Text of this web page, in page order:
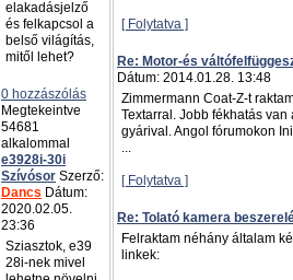
elakadásjelző
és felkapcsol a
belső világítás,
mitől lehet?
0 hozzászólás
Megtekeintve
54681
alkalommal
e3928i-30i
Szívósor Szerző:
Dancs Dátum:
2020.02.05.
23:36
Sziasztok, e39
28i-nek mivel
[ Folytatva ]
Re: Motor-és
Dátum: 2014.01.28. 13:48
Zimmermann Coat-Z-t
Textarral. Jobb fékhatás
gyárival. Angol fórumokon
...
[ Folytatva ]
Re: Tolató kamera
Felraktam néhány általam
linkek: